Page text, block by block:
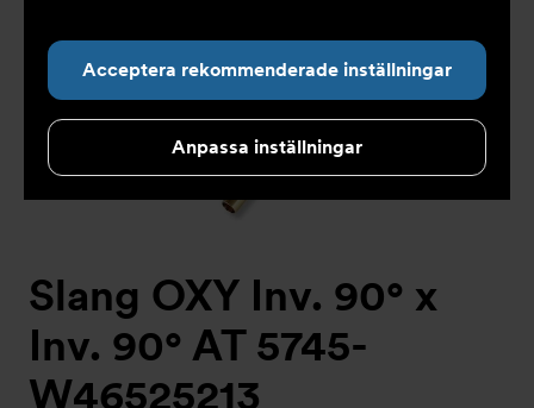
Acceptera rekommenderade inställningar
Anpassa inställningar
Slang OXY Inv. 90° x
Inv. 90° AT 5745-
W46525213